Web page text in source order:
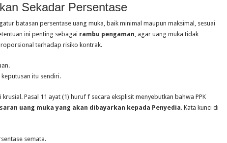
Sekadar Persentase
batasan persentase uang muka, baik minimal maupun maksimal, sesuai
ini penting sebagai rambu pengaman, agar uang muka tidak
terhadap risiko kontrak.
itu sendiri.
krusial. Pasal 11 ayat (1) huruf f secara eksplisit menyebutkan bahwa PPK
uang muka yang akan dibayarkan kepada Penyedia. Kata kunci di
semata.